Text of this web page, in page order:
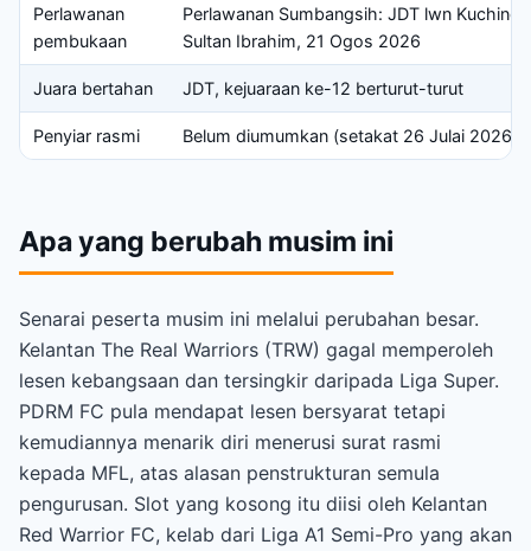
Perlawanan
pembukaan
Perlawanan Sumbangsih: JDT lwn Kuching
Sultan Ibrahim, 21 Ogos 2026
Juara bertahan JDT, kejuaraan ke-12 berturut-turut
Penyiar rasmi Belum diumumkan (setakat 26 Julai 2026)
Apa yang berubah musim ini
Senarai peserta musim ini melalui perubahan besar.
Kelantan The Real Warriors (TRW) gagal memperoleh
lesen kebangsaan dan tersingkir daripada Liga Super.
PDRM FC pula mendapat lesen bersyarat tetapi
kemudiannya menarik diri menerusi surat rasmi
kepada MFL, atas alasan penstrukturan semula
pengurusan. Slot yang kosong itu diisi oleh Kelantan
Red Warrior FC, kelab dari Liga A1 Semi-Pro yang akan